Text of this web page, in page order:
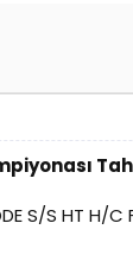
S/S HT H/